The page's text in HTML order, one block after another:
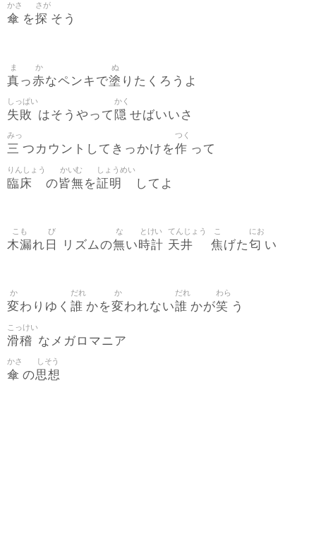
傘
かさ
を探
さが
そう
真
ま
っ赤
か
なペンキで塗
ぬ
りたくろうよ
失敗
しっぱい
はそうやって 隠
かく
せばいいさ
三
みっ
つカウントしてきっかけを作
つく
って
臨床
りんしょう
の皆無
かいむ
を証明
しょうめい
してよ
木漏
こも
れ 日
び
リズムの無
な
い時計
とけい
天井
てんじょう
焦
こ
げた匂
にお
い
変
か
わりゆく 誰
だれ
かを変
か
われない誰
だれ
かが笑
わら
う
滑稽
こっけい
なメガロマニア
傘
かさ
の思想
しそう